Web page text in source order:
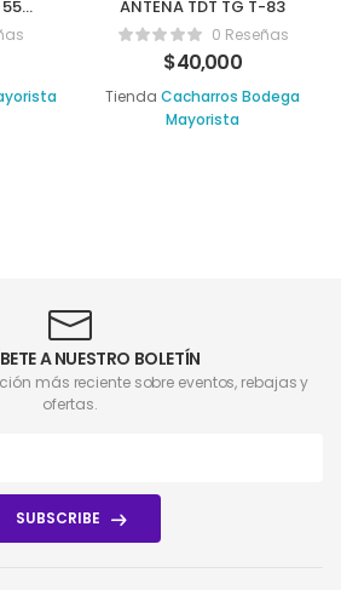
ANTENA TDT TG T-83
0 Reseñas
$40,000
Tienda Cacharros Bodega
Mayorista
A NUESTRO BOLETÍN
más reciente sobre eventos, rebajas y
ofertas.
SUBSCRIBE